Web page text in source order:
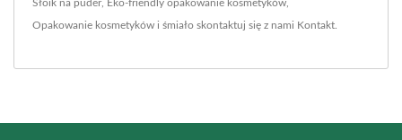
Słoik na puder, Eko-friendly opakowanie kosmetyków
Opakowanie kosmetyków i śmiało skontaktuj się z nami Kontakt